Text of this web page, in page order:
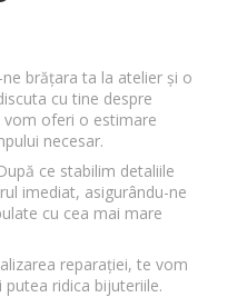
ne brățara ta la atelier și o
cu tine despre
vom oferi o estimare
necesar.
ce stabilim detaliile
imediat, asigurându-ne
cu cea mai mare
reparației, te vom
ridica bijuteriile.